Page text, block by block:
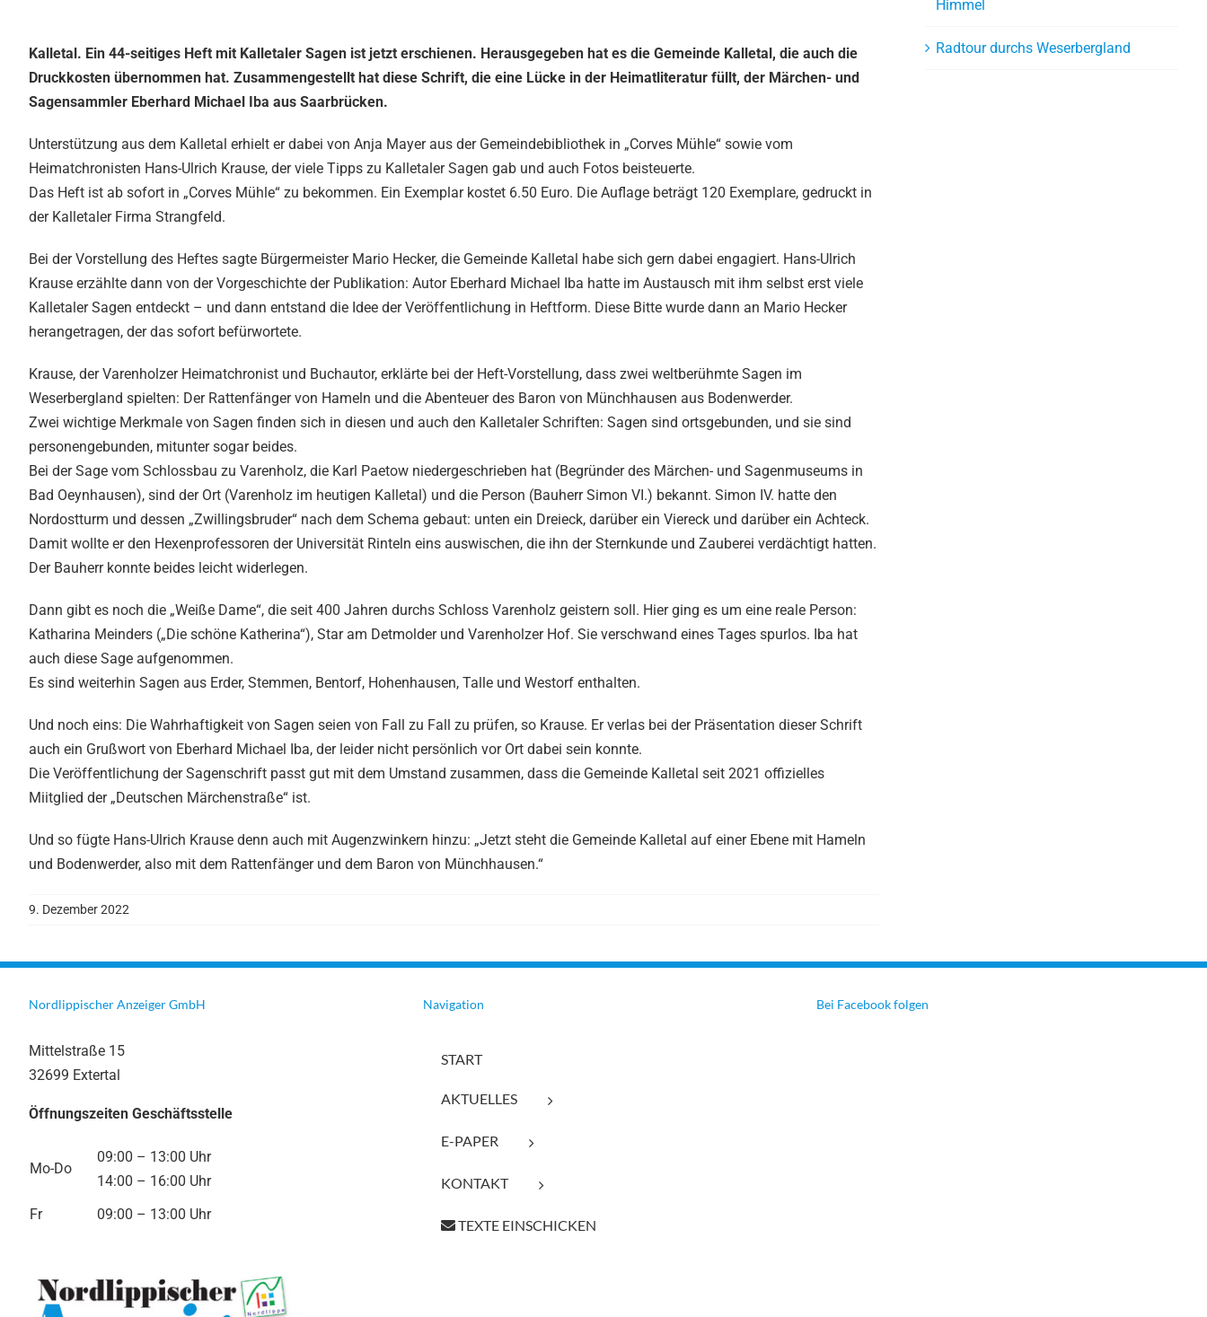
Kalletal. Ein 44-seitiges Heft mit Kalletaler Sagen ist jetzt erschienen. Herausgegeben hat es die Gemeinde Kalletal, die auch die
Druckkosten übernommen hat. Zusammengestellt hat diese Schrift, die eine Lücke in der Heimatliteratur füllt, der Märchen- und
Sagensammler Eberhard Michael Iba aus Saarbrücken.
Unterstützung aus dem Kalletal erhielt er dabei von Anja Mayer aus der Gemeindebibliothek in „Corves Mühle“ sowie vom
Heimatchronisten Hans-Ulrich Krause, der viele Tipps zu Kalletaler Sagen gab und auch Fotos beisteuerte.
Das Heft ist ab sofort in „Corves Mühle“ zu bekommen. Ein Exemplar kostet 6.50 Euro. Die Auflage beträgt 120 Exemplare, gedruckt in
der Kalletaler Firma Strangfeld.
Bei der Vorstellung des Heftes sagte Bürgermeister Mario Hecker, die Gemeinde Kalletal habe sich gern dabei engagiert. Hans-Ulrich
Krause erzählte dann von der Vorgeschichte der Publikation: Autor Eberhard Michael Iba hatte im Austausch mit ihm selbst erst viele
Kalletaler Sagen entdeckt – und dann entstand die Idee der Veröffentlichung in Heftform. Diese Bitte wurde dann an Mario Hecker
herangetragen, der das sofort befürwortete.
Krause, der Varenholzer Heimatchronist und Buchautor, erklärte bei der Heft-Vorstellung, dass zwei weltberühmte Sagen im
Weserbergland spielten: Der Rattenfänger von Hameln und die Abenteuer des Baron von Münchhausen aus Bodenwerder.
Zwei wichtige Merkmale von Sagen finden sich in diesen und auch den Kalletaler Schriften: Sagen sind ortsgebunden, und sie sind
personengebunden, mitunter sogar beides.
Bei der Sage vom Schlossbau zu Varenholz, die Karl Paetow niedergeschrieben hat (Begründer des Märchen- und Sagenmuseums in
Bad Oeynhausen), sind der Ort (Varenholz im heutigen Kalletal) und die Person (Bauherr Simon VI.) bekannt. Simon IV. hatte den
Nordostturm und dessen „Zwillingsbruder“ nach dem Schema gebaut: unten ein Dreieck, darüber ein Viereck und darüber ein Achteck.
Damit wollte er den Hexenprofessoren der Universität Rinteln eins auswischen, die ihn der Sternkunde und Zauberei verdächtigt hatten.
Der Bauherr konnte beides leicht widerlegen.
Dann gibt es noch die „Weiße Dame“, die seit 400 Jahren durchs Schloss Varenholz geistern soll. Hier ging es um eine reale Person:
Katharina Meinders („Die schöne Katherina“), Star am Detmolder und Varenholzer Hof. Sie verschwand eines Tages spurlos. Iba hat
auch diese Sage aufgenommen.
Es sind weiterhin Sagen aus Erder, Stemmen, Bentorf, Hohenhausen, Talle und Westorf enthalten.
Und noch eins: Die Wahrhaftigkeit von Sagen seien von Fall zu Fall zu prüfen, so Krause. Er verlas bei der Präsentation dieser Schrift
auch ein Grußwort von Eberhard Michael Iba, der leider nicht persönlich vor Ort dabei sein konnte.
Die Veröffentlichung der Sagenschrift passt gut mit dem Umstand zusammen, dass die Gemeinde Kalletal seit 2021 offizielles
Miitglied der „Deutschen Märchenstraße“ ist.
Und so fügte Hans-Ulrich Krause denn auch mit Augenzwinkern hinzu: „Jetzt steht die Gemeinde Kalletal auf einer Ebene mit Hameln
und Bodenwerder, also mit dem Rattenfänger und dem Baron von Münchhausen.“
9. Dezember 2022
Himmel
Radtour durchs Weserbergland
Nordlippischer Anzeiger GmbH
Mittelstraße 15
32699 Extertal
Öffnungszeiten Geschäftsstelle
Mo-Do
09:00 – 13:00 Uhr
14:00 – 16:00 Uhr
Fr
09:00 – 13:00 Uhr
Navigation
START
AKTUELLES
E-PAPER
KONTAKT
TEXTE EINSCHICKEN
Bei Facebook folgen